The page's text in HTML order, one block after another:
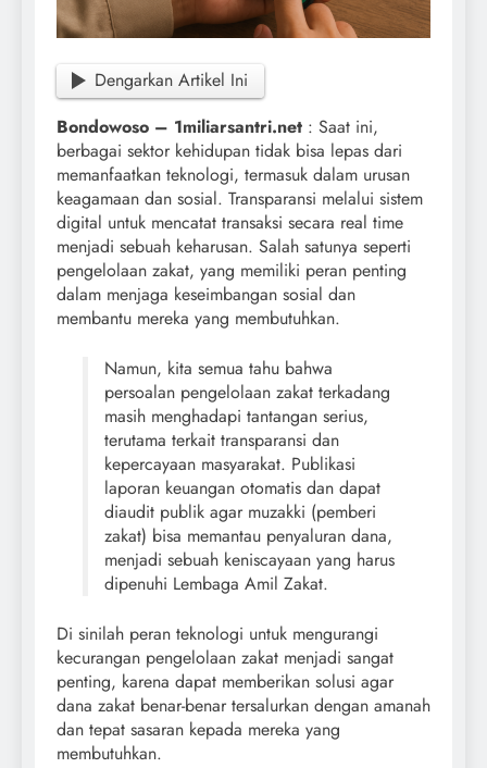
Dengarkan Artikel Ini
Bondowoso – 1miliarsantri.net : Saat ini,
berbagai sektor kehidupan tidak bisa lepas dari
memanfaatkan teknologi, termasuk dalam urusan
keagamaan dan sosial. Transparansi melalui sistem
digital untuk mencatat transaksi secara real time
menjadi sebuah keharusan. Salah satunya seperti
pengelolaan zakat, yang memiliki peran penting
dalam menjaga keseimbangan sosial dan
membantu mereka yang membutuhkan.
Namun, kita semua tahu bahwa
persoalan pengelolaan zakat terkadang
masih menghadapi tantangan serius,
terutama terkait transparansi dan
kepercayaan masyarakat. Publikasi
laporan keuangan otomatis dan dapat
diaudit publik agar muzakki (pemberi
zakat) bisa memantau penyaluran dana,
menjadi sebuah keniscayaan yang harus
dipenuhi Lembaga Amil Zakat.
Di sinilah peran teknologi untuk mengurangi
kecurangan pengelolaan zakat menjadi sangat
penting, karena dapat memberikan solusi agar
dana zakat benar-benar tersalurkan dengan amanah
dan tepat sasaran kepada mereka yang
membutuhkan.